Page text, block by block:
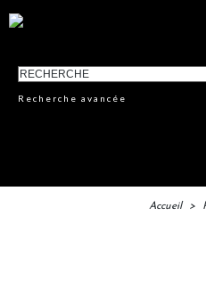
Recherche avancée
Accueil >